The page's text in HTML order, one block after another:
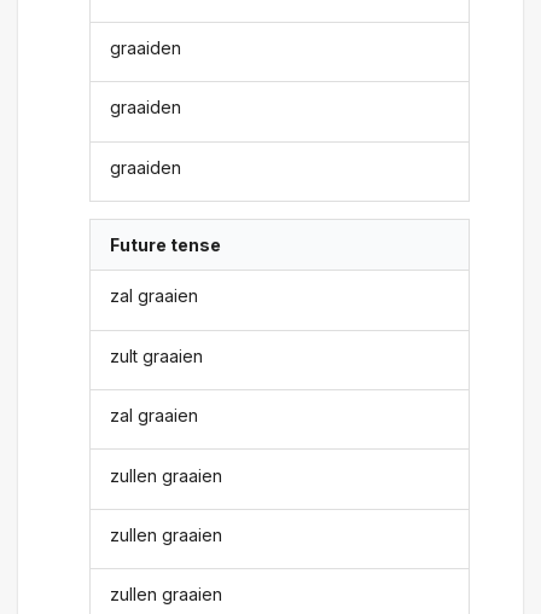
graaiden
graaiden
graaiden
Future tense
zal graaien
zult graaien
zal graaien
zullen graaien
zullen graaien
zullen graaien